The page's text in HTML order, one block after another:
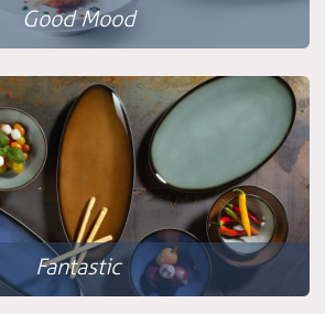
Good Mood
Fantastic